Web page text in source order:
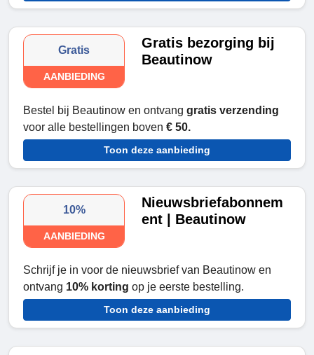
Gratis
AANBIEDING
Gratis bezorging bij
Beautinow
Bestel bij Beautinow en ontvang gratis verzending
voor alle bestellingen boven € 50.
Toon deze aanbieding
10%
AANBIEDING
Nieuwsbriefabonnem
ent | Beautinow
Schrijf je in voor de nieuwsbrief van Beautinow en
ontvang 10% korting op je eerste bestelling.
Toon deze aanbieding